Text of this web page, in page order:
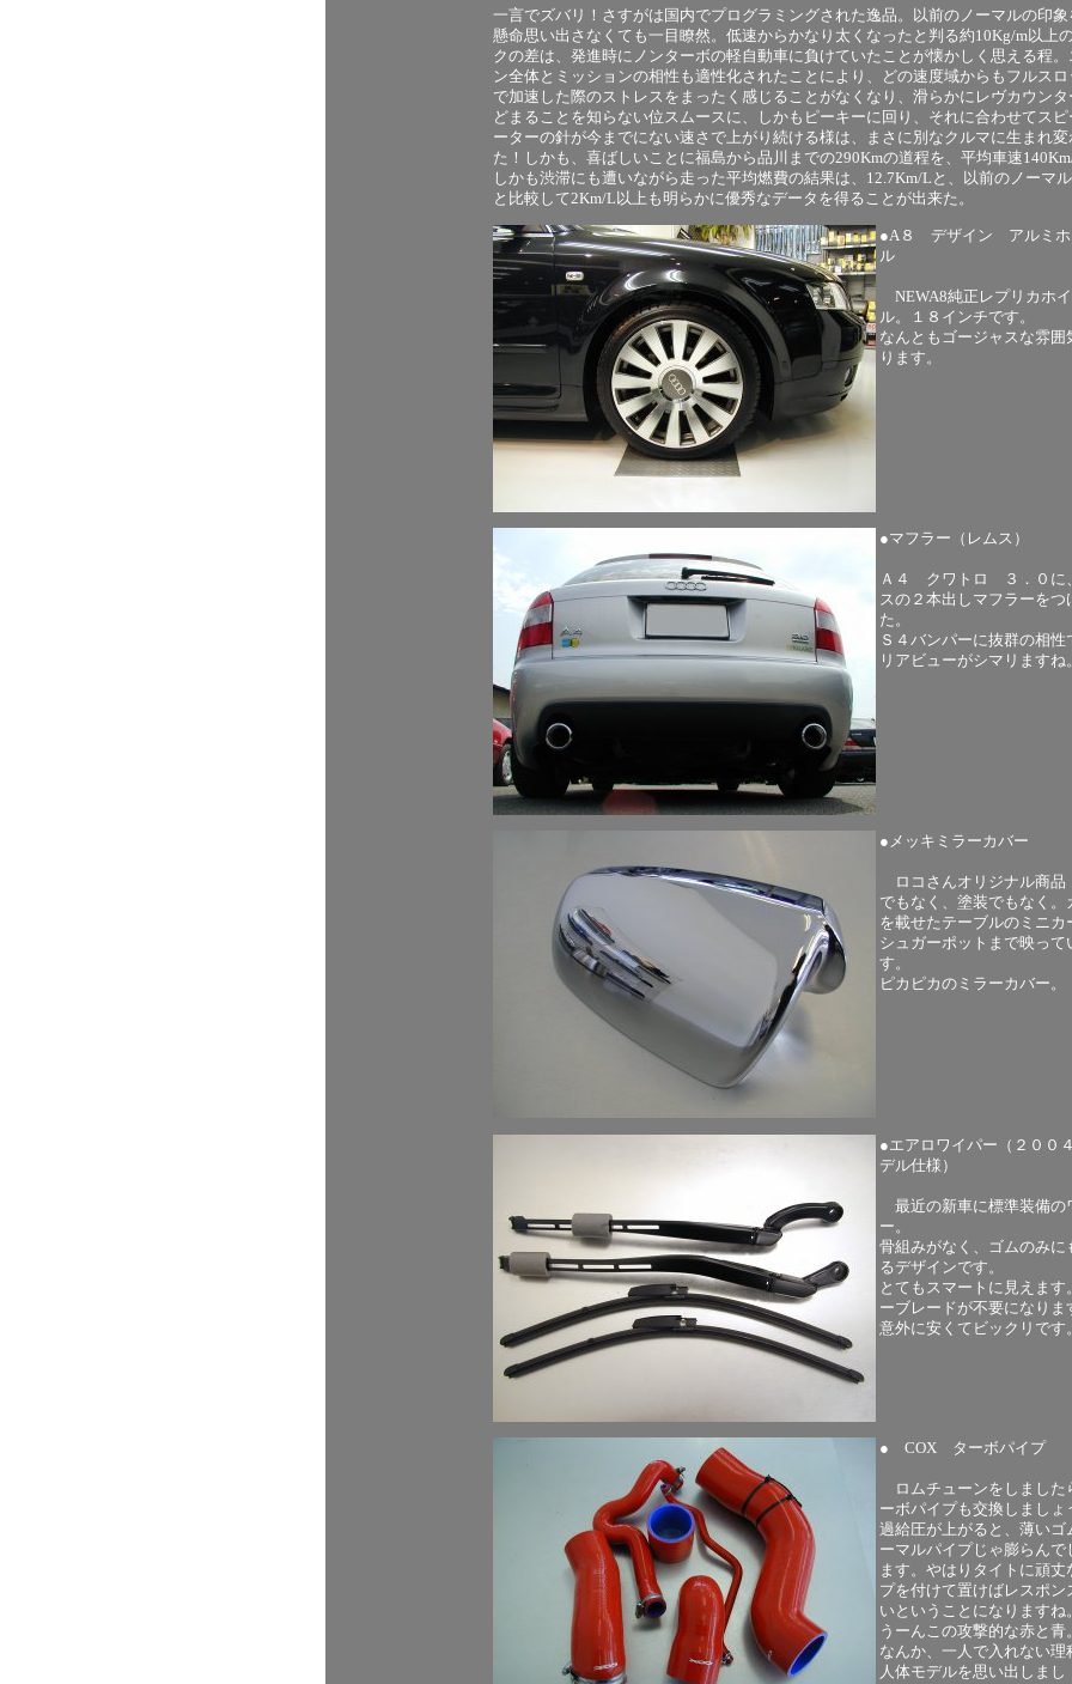
一言でズバリ！さすがは国内でプログラミングされた逸品。以前のノーマルの印象
懸命思い出さなくても一目瞭然。低速からかなり太くなったと判る約10Kg/m以上
クの差は、発進時にノンターボの軽自動車に負けていたことが懐かしく思える程。
ン全体とミッションの相性も適性化されたことにより、どの速度域からもフルス
で加速した際のストレスをまったく感じることがなくなり、滑らかにレヴカウンタ
どまることを知らない位スムースに、しかもピーキーに回り、それに合わせてスピ
ーターの針が今までにない速さで上がり続ける様は、まさに別なクルマに生まれ変
た！しかも、喜ばしいことに福島から品川までの290Kmの道程を、平均車速140Km/
しかも渋滞にも遭いながら走った平均燃費の結果は、12.7Km/Lと、以前のノーマ
と比較して2Km/L以上も明らかに優秀なデータを得ることが出来た。
●A８ デザイン アルミホ
ル
NEWA8純正レプリカホ
ル。１８インチです。
なんともゴージャスな雰囲
ります。
●マフラー（レムス）
Ａ４ クワトロ ３．０に
スの２本出しマフラーをつ
た。
Ｓ４バンパーに抜群の相性
リアビューがシマリますね。
●メッキミラーカバー
ロコさんオリジナル商品
でもなく、塗装でもなく。
を載せたテーブルのミニカ
シュガーポットまで映って
す。
ピカピカのミラーカバー。
●エアロワイパー（２００
デル仕様）
最近の新車に標準装備の
ー。
骨組みがなく、ゴムのみに
るデザインです。
とてもスマートに見えます
ーブレードが不要になりま
意外に安くてビックリです。
● COX ターボパイプ
ロムチューンをしました
ーボパイプも交換しましょ
過給圧が上がると、薄いゴ
ーマルパイプじゃ膨らんで
ます。やはりタイトに頑丈
プを付けて置けばレスポン
いということになりますね。
うーんこの攻撃的な赤と青。
なんか、一人で入れない理
人体モデルを思い出しまし